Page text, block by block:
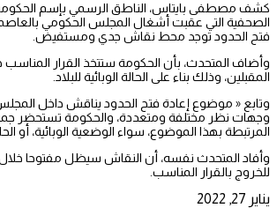
كشف مصطفى بايتاس، الناطق الرسمي بإسم
الصحفية التي عقبت أشغال المجلس الحكومي
فتح الحدود توجد محط نقاش جدي ومستفيض.
وأضاف المتحدث، بأن الحكومة ستتخذ القرار المناسب
المقبلين، وذلك بناء على الحالة الوبائية للبلاد.
وتابع « موضوع إعادة فتح الحدود يناقش داخل
وجهات نظر مختلفة ومتعددة، والحكومة تستحضر
المرتبطة بهذا الموضوع، سواء الوضعية الوبائية، أو
وأفاد المتحدث نفسه، أن النقاش سيظل مفتوحا خلال
للخروج بالقرار المناسب.
يناير 27, 2022